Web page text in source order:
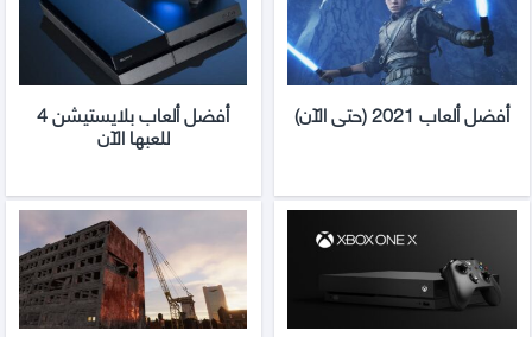
أفضل ألعاب 2021 (حتى الآن) أفضل ألعاب بلايستيشن 4
للعبها الآن